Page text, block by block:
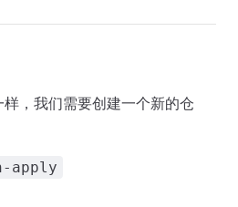
样，我们需要创建一个新的仓
apply